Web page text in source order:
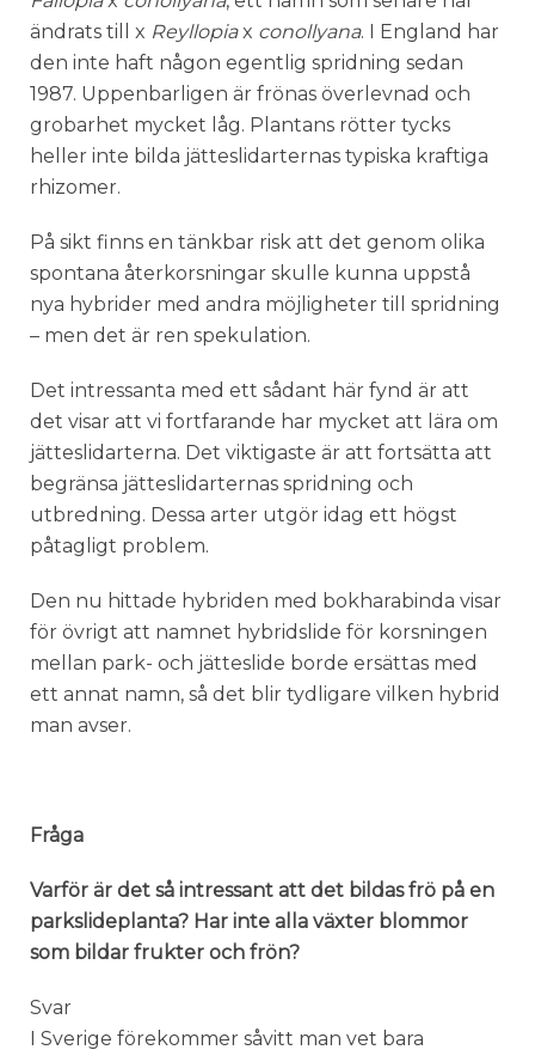
ändrats till x Reyllopiax conollyana. I England har
den inte haft någon egentlig spridning sedan
1987. Uppenbarligen är frönas överlevnad och
grobarhet mycket låg. Plantans rötter tycks
heller inte bilda jätteslidarternas typiska kraftiga
rhizomer.
På sikt finns en tänkbar risk att det genom olika
spontana återkorsningar skulle kunna uppstå
nya hybrider med andra möjligheter till spridning
– men det är ren spekulation.
Det intressanta med ett sådant här fynd är att
det visar att vi fortfarande har mycket att lära om
jätteslidarterna. Det viktigaste är att fortsätta att
begränsa jätteslidarternas spridning och
utbredning. Dessa arter utgör idag ett högst
påtagligt problem.
Den nu hittade hybriden med bokharabinda visar
för övrigt att namnet hybridslide för korsningen
mellan park- och jätteslide borde ersättas med
ett annat namn, så det blir tydligare vilken hybrid
man avser.
Fråga
Varför är det så intressant att det bildas frö på en
parkslideplanta? Har inte alla växter blommor
som bildar frukter och frön?
Svar
I Sverige förekommer såvitt man vet bara